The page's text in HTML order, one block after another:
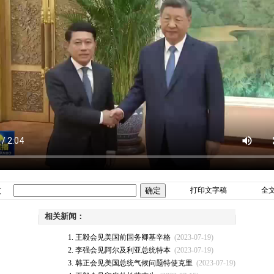
打印文字稿 全
相关新闻：
王毅会见美国前国务卿基辛格 (2023-07-19)
李强会见阿尔及利亚总统特本 (2023-07-19)
韩正会见美国总统气候问题特使克里 (2023-07-19)